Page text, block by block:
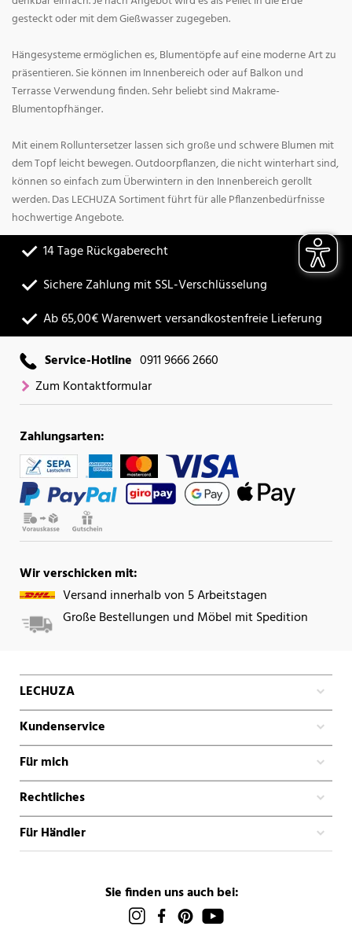
gesteckt oder mit dem Gießwasser zugegeben.
Hängesysteme ermöglichen es, Blumentöpfe auf eine moderne Art zu
präsentieren. Sie können im Innenbereich oder auf Balkon und
Terrasse Verwendung finden. Sehr beliebt sind Makrame-
Blumentopfhänger.
Mit einem Rolluntersetzer lassen sich große und schwere Blumen mit
dem Topf leicht bewegen. Outdoorpflanzen, die nicht winterhart sind,
können so einfach zum Überwintern in den Innenbereich gerollt
werden. Das LECHUZA Sortiment führt für alle Pflanzenbedürfnisse
hochwertige Angebote.
14 Tage Rückgaberecht
Sichere Zahlung mit SSL-Verschlüsselung
Ab 65,00€ Warenwert versandkostenfreie Lieferung
Service-Hotline 0911 9666 2660
Zum Kontaktformular
Zahlungsarten:
Wir verschicken mit:
Versand innerhalb von 5 Arbeitstagen
Große Bestellungen und Möbel mit Spedition
LECHUZA
Kundenservice
Für mich
Rechtliches
Für Händler
Sie finden uns auch bei: